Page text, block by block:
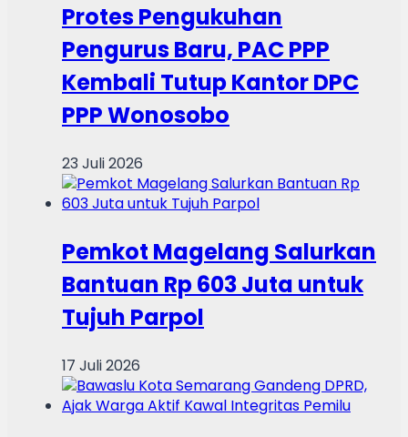
Protes Pengukuhan
Pengurus Baru, PAC PPP
Kembali Tutup Kantor DPC
PPP Wonosobo
23 Juli 2026
Pemkot Magelang Salurkan
Bantuan Rp 603 Juta untuk
Tujuh Parpol
17 Juli 2026